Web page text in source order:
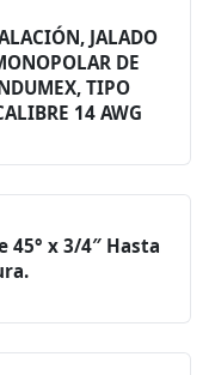
JALADO
DE
TIPO
14 AWG
45° x 3/4″ Hasta